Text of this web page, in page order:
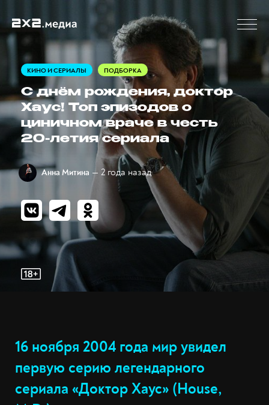
КИНО И СЕРИАЛЫ ПОДБОРКА
С днём рождения, доктор
Хаус! Топ эпизодов о
циничном враче в честь
20-летия сериала
Анна Митина — 2 года назад
16 ноября 2004 года мир увидел
первую серию легендарного
сериала «Доктор Хаус» (House,